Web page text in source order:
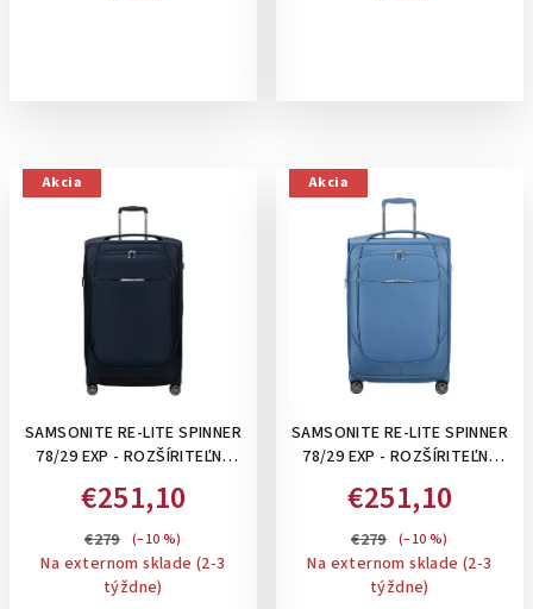
Akcia
SAMSONITE RE-LITE SPINNER
78/29 EXP - ROZŠÍRITEĽNÝ
BALIACE KOCKY A
PERSONIFIKAČNÉ NÁLEPKY V
CENE: MIDNIGHT BLUE
€251,10
€279 (–10 %)
Na externom sklade (2-3
týždne)
Akcia
SAMSONITE RE-LITE SPINNER
78/29 EXP - ROZŠÍRITEĽNÝ
BALIACE KOCKY A
PERSONIFIKAČNÉ NÁLEPKY V
CENE: CAPRI BLUE
€251,10
€279 (–10 %)
Na externom sklade (2-3
týždne)